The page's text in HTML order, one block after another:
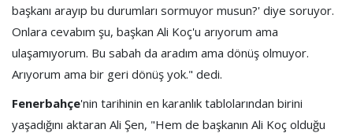
başkanı arayıp bu durumları sormuyor musun?' diye soruyor.
Onlara cevabım şu, başkan Ali Koç'u arıyorum ama
ulaşamıyorum. Bu sabah da aradım ama dönüş olmuyor.
Arıyorum ama bir geri dönüş yok." dedi.
Fenerbahçe'nin tarihinin en karanlık tablolarından birini
yaşadığını aktaran Ali Şen, "Hem de başkanın Ali Koç olduğu